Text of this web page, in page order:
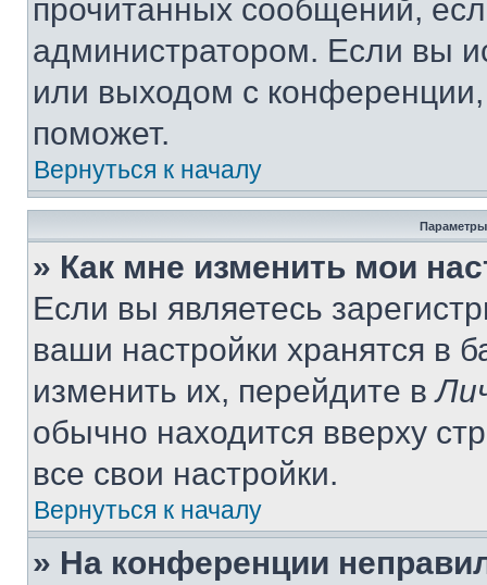
прочитанных сообщений,
администратором. Если вы
или выходом с
поможет.
Вернуться к началу
Параметры
» Как мне изменить мои
Если вы являетесь
ваши настройки хранятся в
изменить их, перейдите в
обычно находится вверху
все свои настройки.
Вернуться к началу
» На конференции